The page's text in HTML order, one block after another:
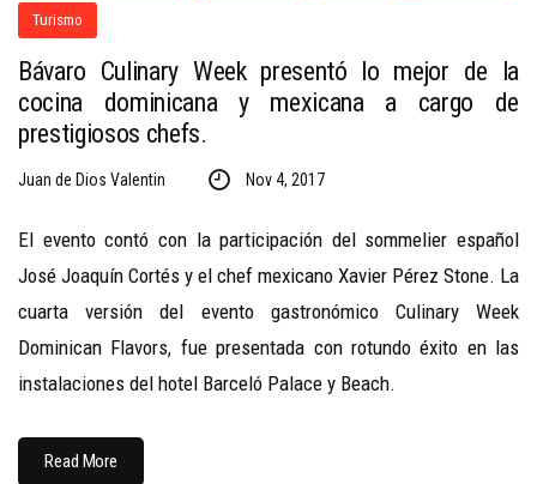
Turismo
Bávaro Culinary Week presentó lo mejor de la
cocina dominicana y mexicana a cargo de
prestigiosos chefs.
Juan de Dios Valentin Nov 4, 2017
El evento contó con la participación del sommelier español
José Joaquín Cortés y el chef mexicano Xavier Pérez Stone. La
cuarta versión del evento gastronómico Culinary Week
Dominican Flavors, fue presentada con rotundo éxito en las
instalaciones del hotel Barceló Palace y Beach.
Read More